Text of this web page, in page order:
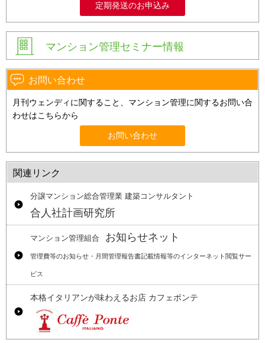
定期発送のお申込み
マンション管理セミナー情報
お問い合わせ
月刊ウェンディに関すること、マンション管理に関するお問い合
わせはこちらから
お問い合わせ
関連リンク
分譲マンション総合管理業 建築コンサルタント
合人社計画研究所
マンション管理組合 お知らせネット
管理費等のお知らせ・月間管理報告書記載情報等のインターネット閲覧サー
ビス
本格イタリアンが味わえるお店 カフェポンテ